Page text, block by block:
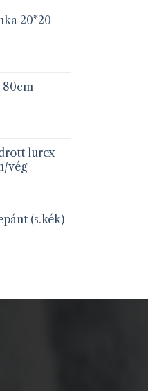
20*20
80cm
lurex
vég
(s.kék)